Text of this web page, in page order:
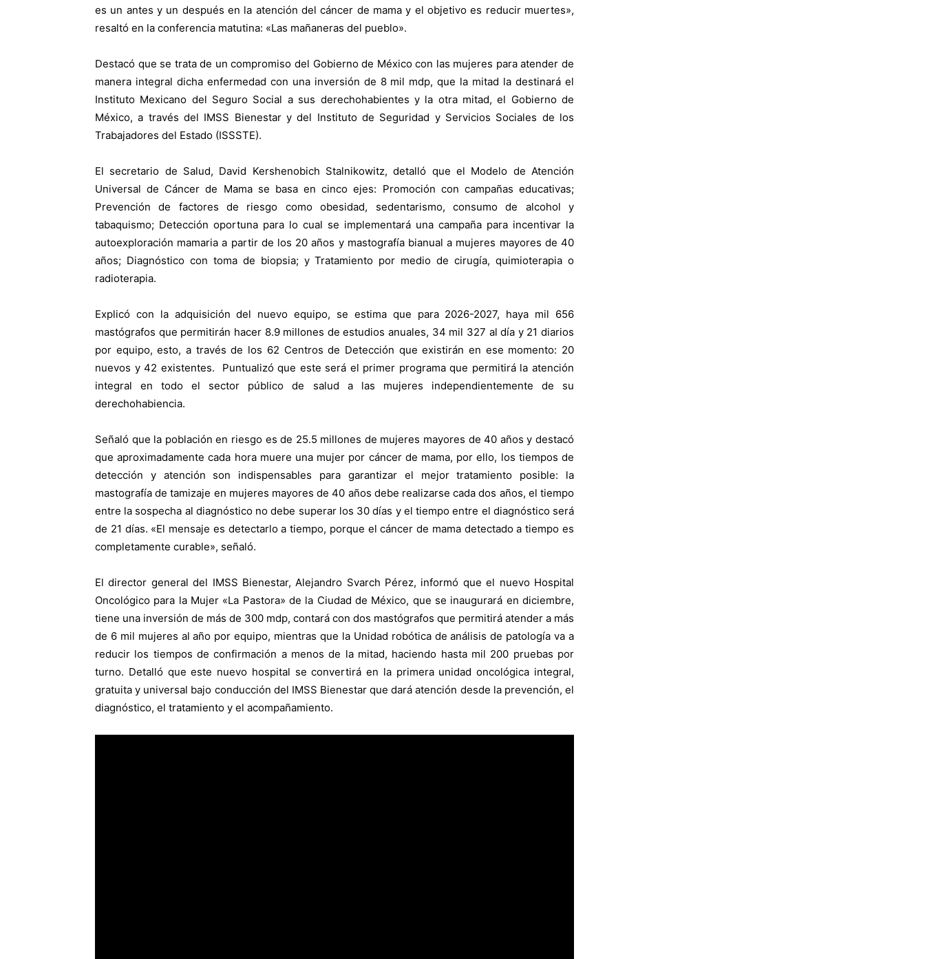
es un antes y un después en la atención del cáncer de mama y el objetivo es reducir muertes»,
resaltó en la conferencia matutina: «Las mañaneras del pueblo».
Destacó que se trata de un compromiso del Gobierno de México con las mujeres para atender de
manera integral dicha enfermedad con una inversión de 8 mil mdp, que la mitad la destinará el
Instituto Mexicano del Seguro Social a sus derechohabientes y la otra mitad, el Gobierno de
México, a través del IMSS Bienestar y del Instituto de Seguridad y Servicios Sociales de los
Trabajadores del Estado (ISSSTE).
El secretario de Salud, David Kershenobich Stalnikowitz, detalló que el Modelo de Atención
Universal de Cáncer de Mama se basa en cinco ejes: Promoción con campañas educativas;
Prevención de factores de riesgo como obesidad, sedentarismo, consumo de alcohol y
tabaquismo; Detección oportuna para lo cual se implementará una campaña para incentivar la
autoexploración mamaria a partir de los 20 años y mastografía bianual a mujeres mayores de 40
años; Diagnóstico con toma de biopsia; y Tratamiento por medio de cirugía, quimioterapia o
radioterapia.
Explicó con la adquisición del nuevo equipo, se estima que para 2026-2027, haya mil 656
mastógrafos que permitirán hacer 8.9 millones de estudios anuales, 34 mil 327 al día y 21 diarios
por equipo, esto, a través de los 62 Centros de Detección que existirán en ese momento: 20
nuevos y 42 existentes. Puntualizó que este será el primer programa que permitirá la atención
integral en todo el sector público de salud a las mujeres independientemente de su
derechohabiencia.
Señaló que la población en riesgo es de 25.5 millones de mujeres mayores de 40 años y destacó
que aproximadamente cada hora muere una mujer por cáncer de mama, por ello, los tiempos de
detección y atención son indispensables para garantizar el mejor tratamiento posible: la
mastografía de tamizaje en mujeres mayores de 40 años debe realizarse cada dos años, el tiempo
entre la sospecha al diagnóstico no debe superar los 30 días y el tiempo entre el diagnóstico será
de 21 días. «El mensaje es detectarlo a tiempo, porque el cáncer de mama detectado a tiempo es
completamente curable», señaló.
El director general del IMSS Bienestar, Alejandro Svarch Pérez, informó que el nuevo Hospital
Oncológico para la Mujer «La Pastora» de la Ciudad de México, que se inaugurará en diciembre,
tiene una inversión de más de 300 mdp, contará con dos mastógrafos que permitirá atender a más
de 6 mil mujeres al año por equipo, mientras que la Unidad robótica de análisis de patología va a
reducir los tiempos de confirmación a menos de la mitad, haciendo hasta mil 200 pruebas por
turno. Detalló que este nuevo hospital se convertirá en la primera unidad oncológica integral,
gratuita y universal bajo conducción del IMSS Bienestar que dará atención desde la prevención, el
diagnóstico, el tratamiento y el acompañamiento.